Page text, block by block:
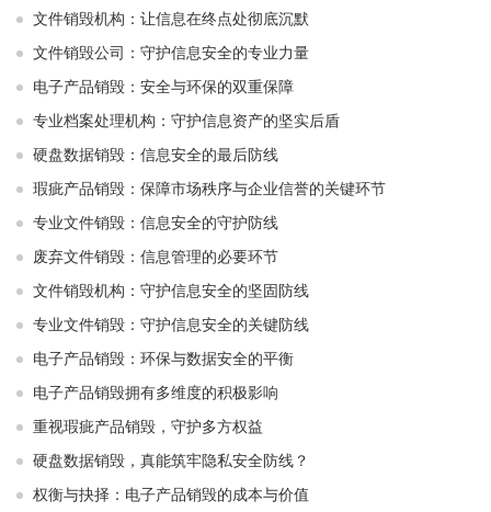
文件销毁机构：让信息在终点处彻底沉默
文件销毁公司：守护信息安全的专业力量
电子产品销毁：安全与环保的双重保障
专业档案处理机构：守护信息资产的坚实后盾
硬盘数据销毁：信息安全的最后防线
瑕疵产品销毁：保障市场秩序与企业信誉的关键环节
专业文件销毁：信息安全的守护防线
废弃文件销毁：信息管理的必要环节
文件销毁机构：守护信息安全的坚固防线
专业文件销毁：守护信息安全的关键防线
电子产品销毁：环保与数据安全的平衡
电子产品销毁拥有多维度的积极影响
重视瑕疵产品销毁，守护多方权益
硬盘数据销毁，真能筑牢隐私安全防线？
权衡与抉择：电子产品销毁的成本与价值